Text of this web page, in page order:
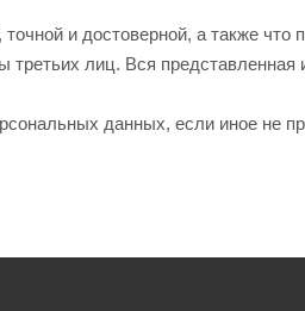
и достоверной, а также
третьих лиц. Вся
данных, если иное не